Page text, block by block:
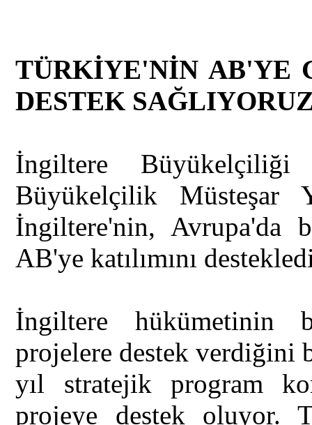
TÜRKİYE'NİN AB'YE
DESTEK
İngiltere
Büyükelçilik Müsteşar
İngiltere'nin, Avrupa'da
AB'ye katılımını
İngiltere hükümetinin
projelere destek verdiğini
yıl stratejik program
projeye destek oluyor.